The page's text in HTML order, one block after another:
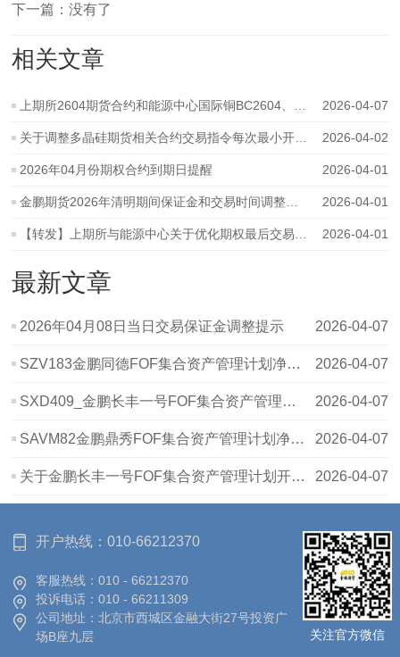
下一篇：没有了
相关文章
上期所2604期货合约和能源中心国际铜BC2604、二十号胶NR2604期货合约个人 2026-04-07
关于调整多晶硅期货相关合约交易指令每次最小开仓下单数量、交易手 2026-04-02
2026年04月份期权合约到期日提醒 2026-04-01
金鹏期货2026年清明期间保证金和交易时间调整通知 2026-04-01
【转发】上期所与能源中心关于优化期权最后交易日未平仓单行权锁仓 2026-04-01
最新文章
2026年04月08日当日交易保证金调整提示 2026-04-07
SZV183金鹏同德FOF集合资产管理计划净值波动表20260403 2026-04-07
SXD409_金鹏长丰一号FOF集合资产管理计划_20260403_净值表 2026-04-07
SAVM82金鹏鼎秀FOF集合资产管理计划净值波动表20260403 2026-04-07
关于金鹏长丰一号FOF集合资产管理计划开放日申赎情况的公示 2026-04-07
开户热线：010-66212370
客服热线：010 - 66212370
投诉电话：010 - 66211309
公司地址：北京市西城区金融大街27号投资广
场B座九层
关注官方微信